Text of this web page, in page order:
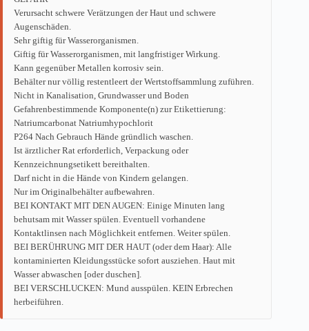
Verursacht schwere Verätzungen der Haut und schwere
Augenschäden.
Sehr giftig für Wasserorganismen.
Giftig für Wasserorganismen, mit langfristiger Wirkung.
Kann gegenüber Metallen korrosiv sein.
Behälter nur völlig restentleert der Wertstoffsammlung zuführen.
Nicht in Kanalisation, Grundwasser und Boden
Gefahrenbestimmende Komponente(n) zur Etikettierung:
Natriumcarbonat Natriumhypochlorit
P264 Nach Gebrauch Hände gründlich waschen.
Ist ärztlicher Rat erforderlich, Verpackung oder
Kennzeichnungsetikett bereithalten.
Darf nicht in die Hände von Kindern gelangen.
Nur im Originalbehälter aufbewahren.
BEI KONTAKT MIT DEN AUGEN: Einige Minuten lang
behutsam mit Wasser spülen. Eventuell vorhandene
Kontaktlinsen nach Möglichkeit entfernen. Weiter spülen.
BEI BERÜHRUNG MIT DER HAUT (oder dem Haar): Alle
kontaminierten Kleidungsstücke sofort ausziehen. Haut mit
Wasser abwaschen [oder duschen].
BEI VERSCHLUCKEN: Mund ausspülen. KEIN Erbrechen
herbeiführen.